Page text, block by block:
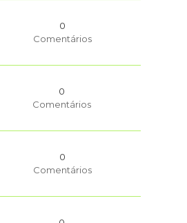
0
Comentários
0
Comentários
0
Comentários